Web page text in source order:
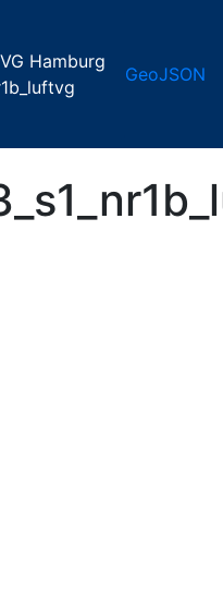
Hamburg
GeoJSON